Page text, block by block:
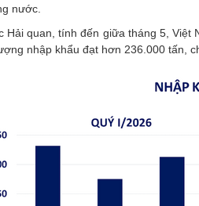
nước.
Hải quan, tính đến giữa tháng 5,
nhập khẩu đạt hơn 236.000 tấn,